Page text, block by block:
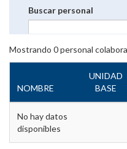
Buscar personal
Mostrando 0personal
NOMBRE
UNIDAD
BASE
No hay datos
disponibles